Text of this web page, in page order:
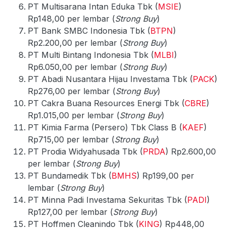
PT Multisarana Intan Eduka Tbk (MSIE)
Rp148,00 per lembar (Strong Buy)
PT Bank SMBC Indonesia Tbk (BTPN)
Rp2.200,00 per lembar (Strong Buy)
PT Multi Bintang Indonesia Tbk (MLBI)
Rp6.050,00 per lembar (Strong Buy)
PT Abadi Nusantara Hijau Investama Tbk (PACK)
Rp276,00 per lembar (Strong Buy)
PT Cakra Buana Resources Energi Tbk (CBRE)
Rp1.015,00 per lembar (Strong Buy)
PT Kimia Farma (Persero) Tbk Class B (KAEF)
Rp715,00 per lembar (Strong Buy)
PT Prodia Widyahusada Tbk (PRDA) Rp2.600,00
per lembar (Strong Buy)
PT Bundamedik Tbk (BMHS) Rp199,00 per
lembar (Strong Buy)
PT Minna Padi Investama Sekuritas Tbk (PADI)
Rp127,00 per lembar (Strong Buy)
PT Hoffmen Cleanindo Tbk (KING) Rp448,00